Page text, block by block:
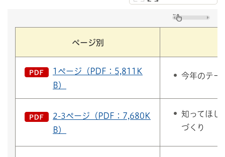
ページ別
1ページ（PDF：5,811K
B）
今年のテー
2-3ページ（PDF：7,680K
B）
知ってほし
づくり